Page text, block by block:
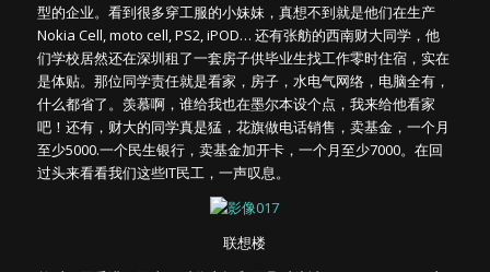
型的企业。看到很多穿工服的小妹妹，真想不到就是他们在生产
Nokia Cell, moto cell, PS2, iPOD… 还有张舫的西南财大同学，他
们学校居然还在深圳租了一套房子供毕业生找工作零时住宿，实在
是体贴。那位同学责任就是看家，房子，水电气网络，电脑全有，
什么都省了。羡慕啊，谁给我也在墨尔本设个点，我来给他看家
吧！还有，财大的同学真是猛，花旗做电话销售，卖基金，一个月
至少5000.一个民生银行，卖基金加开卡，一个月至少7000。在回
过头来看看我们这些IT民工，一声叹息。
联想楼